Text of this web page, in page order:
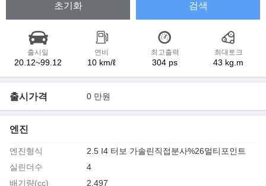
초기화 검색
출시일
20.12~99.12
연비
10 km/ℓ
최고출력
304 ps
최대토크
43 kg.m
출시가격 0 만원
엔진
엔진형식
2.5 I4 터보 가솔린직접분사%26멀티포인트
실린더수
4
배기량(cc)
2,497